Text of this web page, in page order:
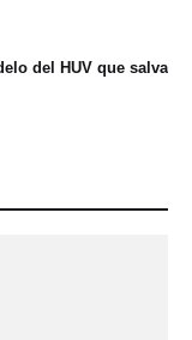
del HUV que salva